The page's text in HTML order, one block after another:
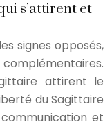
s’attirent et
signes opposés,
attirent le
du Sagittaire
et